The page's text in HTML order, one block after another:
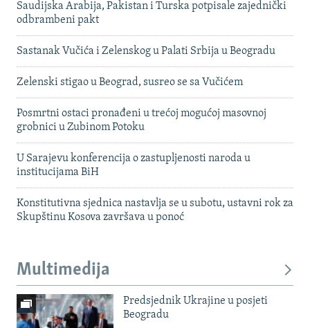
Saudijska Arabija, Pakistan i Turska potpisale zajednički
odbrambeni pakt
Sastanak Vučića i Zelenskog u Palati Srbija u Beogradu
Zelenski stigao u Beograd, susreo se sa Vučićem
Posmrtni ostaci pronađeni u trećoj mogućoj masovnoj
grobnici u Zubinom Potoku
U Sarajevu konferencija o zastupljenosti naroda u
institucijama BiH
Konstitutivna sjednica nastavlja se u subotu, ustavni rok za
Skupštinu Kosova završava u ponoć
Multimedija
Predsjednik Ukrajine u posjeti
Beogradu